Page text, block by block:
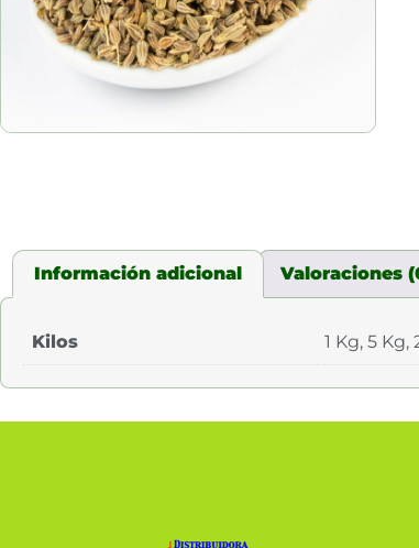
Información adicional Valoraciones
Kilos 1 Kg, 5 Kg,